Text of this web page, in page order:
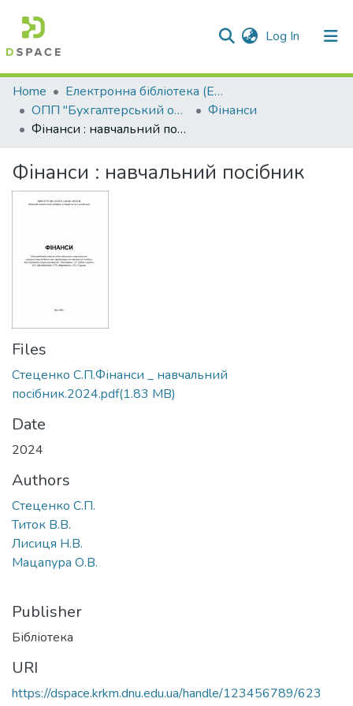
Log In (current)
Communities & Collections
All of DSpace
Home
Електронна бібліотека (E-Book)
ОПП "Бухгалтерський облік"
Фінанси
Фінанси : навчальний посібник
Фінанси : навчальний посібник
Files
Стеценко С.П.Фінанси _ навчальний
посібник.2024.pdf(1.83 MB)
Date
2024
Authors
Стеценко С.П.
Титок В.В.
Лисиця Н.В.
Мацапура О.В.
Publisher
Бібліотека
URI
https://dspace.krkm.dnu.edu.ua/handle/123456789/623